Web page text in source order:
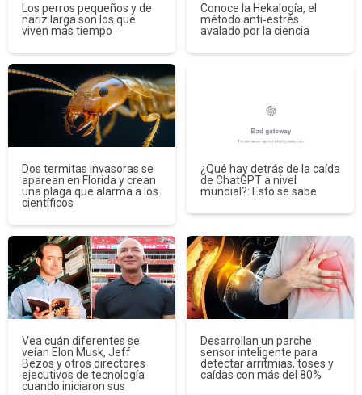
Los perros pequeños y de
nariz larga son los que
viven más tiempo
Conoce la Hekalogía, el
método anti‑estrés
avalado por la ciencia
Dos termitas invasoras se
aparean en Florida y crean
una plaga que alarma a los
científicos
¿Qué hay detrás de la caída
de ChatGPT a nivel
mundial?: Esto se sabe
Vea cuán diferentes se
veían Elon Musk, Jeff
Bezos y otros directores
ejecutivos de tecnología
cuando iniciaron sus
Desarrollan un parche
sensor inteligente para
detectar arritmias, toses y
caídas con más del 80%